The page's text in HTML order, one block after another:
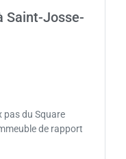
Saint-Josse-
pas du Square
de rapport